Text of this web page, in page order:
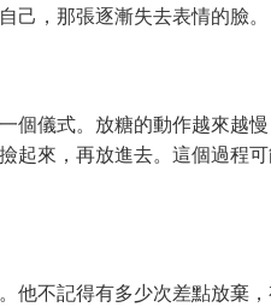
己，那張逐漸失去表情的臉。
個儀式。放糖的動作越來越
起來，再放進去。這個過程
他不記得有多少次差點放棄